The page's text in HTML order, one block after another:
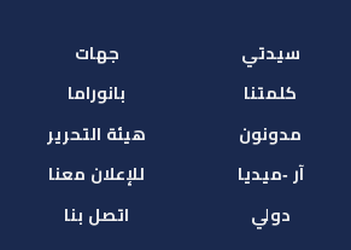
سيدتي
كلمتنا
مدونون
آر -ميديا
دولي
جهات
بانوراما
هيئة التحرير
للإعلان معنا
اتصل بنا